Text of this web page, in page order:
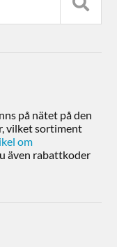
på nätet på den
vilket sortiment
om
även rabattkoder